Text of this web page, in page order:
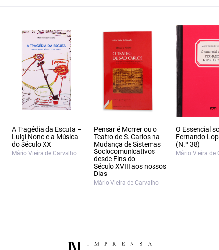
A Tragédia da Escuta –
Luigi Nono e a Música
do Século XX
Mário Vieira de Carvalho
Pensar é Morrer ou o
Teatro de S. Carlos na
Mudança de Sistemas
Sociocomunicativos
desde Fins do
Século XVIII aos nossos
Dias
Mário Vieira de Carvalho
O Essencial
Fernando
(N.º 38)
Mário Vieira de